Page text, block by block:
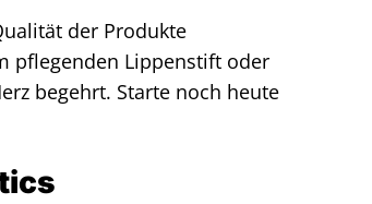
der Produkte
pflegenden Lippenstift oder
begehrt. Starte noch heute